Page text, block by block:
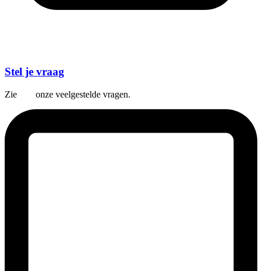
Stel je vraag
Zie onze veelgestelde vragen.